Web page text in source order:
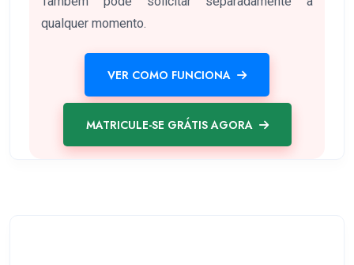
qualquer momento.
VER COMO FUNCIONA
MATRICULE-SE GRÁTIS AGORA